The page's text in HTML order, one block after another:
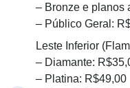
– Bronze e planos
– Público Geral:
Leste Inferior
– Diamante:
– Platina: R$49,00